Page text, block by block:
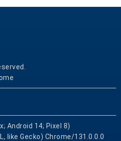
Android 14; Pixel 8)
like Gecko) Chrome/131.0.0.0